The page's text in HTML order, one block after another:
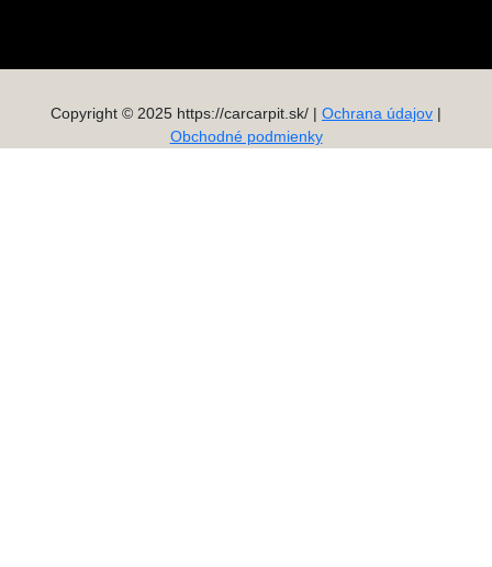
Copyright © 2025 https://carcarpit.sk/ | Ochrana údajov |
Obchodné podmienky